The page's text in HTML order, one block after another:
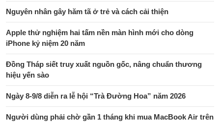
Nguyên nhân gây hăm tã ở trẻ và cách cải thiện
Apple thử nghiệm hai tấm nền màn hình mới cho dòng
iPhone kỷ niệm 20 năm
Đồng Tháp siết truy xuất nguồn gốc, nâng chuẩn thương
hiệu yến sào
Ngày 8-9/8 diễn ra lễ hội “Trà Đường Hoa” năm 2026
Người dùng phải chờ gần 1 tháng khi mua MacBook Air trên